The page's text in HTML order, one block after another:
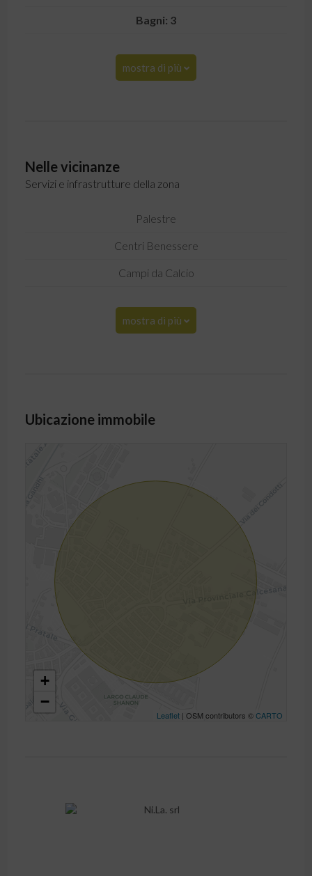
Bagni: 3
mostra di più
Nelle vicinanze
Servizi e infrastrutture della zona
Palestre
Centri Benessere
Campi da Calcio
mostra di più
Ubicazione immobile
+
−
Leaflet| OSM contributors ©CARTO